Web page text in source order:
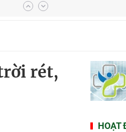
rét,
HOẠT